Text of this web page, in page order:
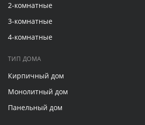
2-комнатные
3-комнатные
4-комнатные
ТИП ДОМА
Кирпичный дом
Монолитный дом
Панельный дом